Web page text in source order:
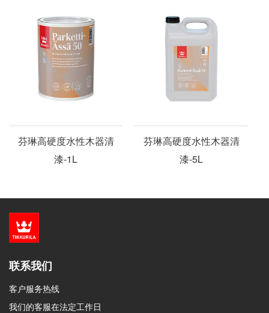
芬琳高硬度水性木器清
漆-1L
芬琳高硬度水性木器清
漆-5L
联系我们
客户服务热线
我们的客服在法定工作日